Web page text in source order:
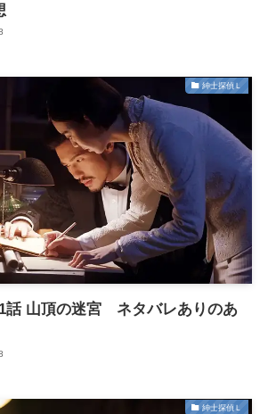
紳士探偵Ｌ
話 山頂の迷宮 ネタバレありのあ
紳士探偵Ｌ